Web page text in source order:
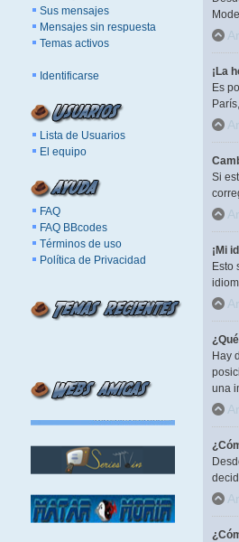
Sus mensajes
Mensajes sin respuesta
Temas activos
Identificarse
Lista de Usuarios
El equipo
FAQ
FAQ BBcodes
Términos de uso
Política de Privacidad
¡La
Es
Si
¡Mi
Esto
Hay
una